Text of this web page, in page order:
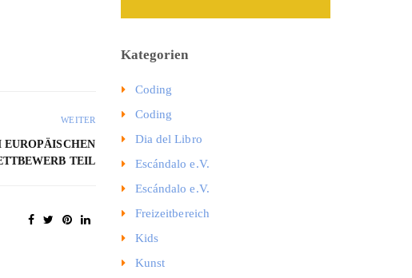
WEITER
TEIL
Kategorien
Coding
Coding
Dia del Libro
Escándalo e.V.
Escándalo e.V.
Freizeitbereich
Kids
Kunst